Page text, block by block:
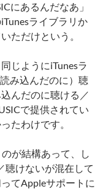
にあるんだなあ」
ライブラリか
ただけという。
じようにiTunesラ
み込んだのに）聴
んだのに聴ける／
で提供されてい
たわけです。
が結構あって、し
聴けないが混在して
てAppleサポートに